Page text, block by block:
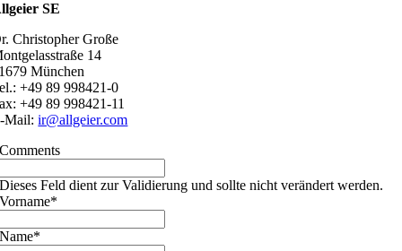
SE
Christopher Große
14
München
+49 89 998421-0
+49 89 998421-11
Mail:ir@allgeier.com
Comments
Dieses Feld dient zur Validierung und sollte nicht verändert werden.
Vorname*
Name*